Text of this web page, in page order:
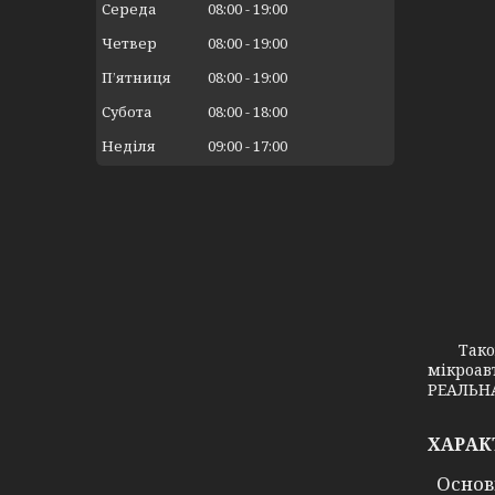
Також
Середа 08:00 19:00
Четвер
08:00 19:00
Пʼятниця
08:00 19:00
Субота
08:00 18:00
Неділя
09:00 17:00